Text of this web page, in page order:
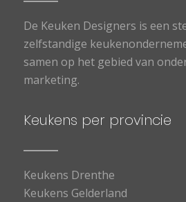
De Keuken Designers is een
zelfstandige
samen op het gebied van
marketing.
Keukens per provincie
Keukens Drenthe
Keukens Gelderland